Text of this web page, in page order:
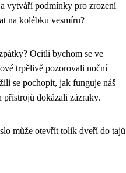
vytváří podmínky pro zrození
na kolébku vesmíru?
Ocitli bychom se ve
trpělivě pozorovali noční
se pochopit, jak funguje náš
dokázali zázraky.
může otevřít tolik dveří do tajů